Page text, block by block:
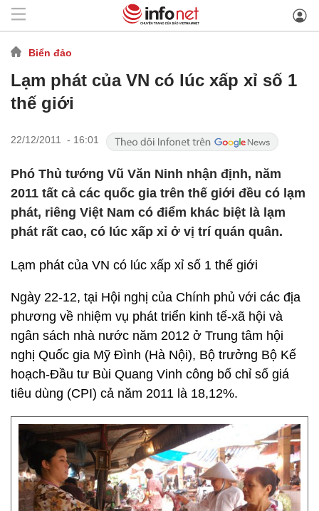
Biển đảo
Lạm phát của VN có lúc xấp xỉ số 1
thế giới
22/12/2011 - 16:01
Phó Thủ tướng Vũ Văn Ninh nhận định, năm
2011 tất cả các quốc gia trên thế giới đều có lạm
phát, riêng Việt Nam có điểm khác biệt là lạm
phát rất cao, có lúc xấp xỉ ở vị trí quán quân.
Lạm phát của VN có lúc xấp xỉ số 1 thế giới
Ngày 22-12, tại Hội nghị của Chính phủ với các địa
phương về nhiệm vụ phát triển kinh tế-xã hội và
ngân sách nhà nước năm 2012 ở Trung tâm hội
nghị Quốc gia Mỹ Đình (Hà Nội), Bộ trưởng Bộ Kế
hoạch-Đầu tư Bùi Quang Vinh công bố chỉ số giá
tiêu dùng (CPI) cả năm 2011 là 18,12%.